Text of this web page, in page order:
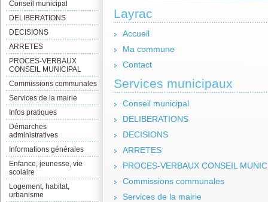
Conseil municipal
DELIBERATIONS
DECISIONS
ARRETES
PROCES-VERBAUX
CONSEIL MUNICIPAL
Commissions communales
Services de la mairie
Infos pratiques
Démarches
administratives
Informations générales
Enfance, jeunesse, vie
scolaire
Logement, habitat,
urbanisme
Layrac
Accueil
Ma commune
Contact
Services municipaux
Conseil municipal
DELIBERATIONS
DECISIONS
ARRETES
PROCES-VERBAUX CONSEIL
Commissions communales
Services de la mairie